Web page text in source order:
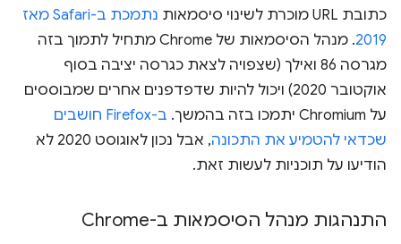
כתובת URL מוכרת לשינוי סיסמאות
נתמכת ב-Safari מאז
2019
. מנהל הסיסמאות של Chrome מתחיל לתמוך בזה
מגרסה 86 ואילך (שצפויה לצאת כגרסה יציבה בסוף
אוקטובר 2020) ויכול להיות שדפדפנים אחרים שמבוססים
על Chromium יתמכו בזה בהמשך.
ב-Firefox חושבים
שכדאי להטמיע את התכונה
, אבל נכון לאוגוסט 2020 לא
הודיעו על תוכניות לעשות זאת.
התנהגות מנהל הסיסמאות ב-Chrome